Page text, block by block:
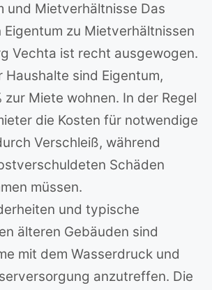
und Mietverhältnisse Das
Eigentum zu Mietverhältnissen
Vechta ist recht ausgewogen.
Haushalte sind Eigentum,
zur Miete wohnen. In der Regel
die Kosten für notwendige
Verschleiß, während
Schäden
müssen.
und typische
älteren Gebäuden sind
mit dem Wasserdruck und
anzutreffen. Die